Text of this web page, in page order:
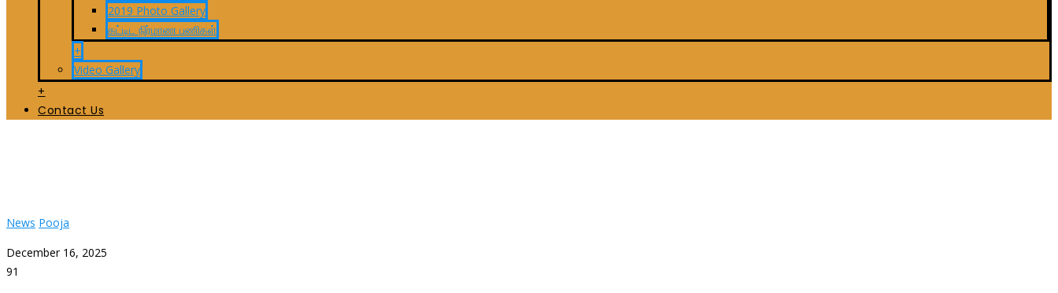
2019 Photo Gallery
கட்டிட நிர்மாண பணிகள்
+
Video Gallery
+
Contact Us
News Pooja
December 16, 2025
91